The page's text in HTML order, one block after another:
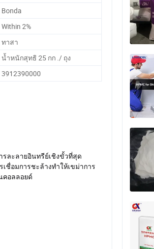
Bonda
Within 2%
ทาสา
น้ำหนักสุทธิ 25 กก ./ ถุง
3912390000
ละลายอินทรีย์เชิงขั้วที่สุด
ชื่อมการชะล้างทำให้เขม่าการ
คอลลอยด์